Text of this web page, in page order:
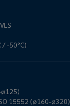
-50°C)
15552 (ø160-ø320)